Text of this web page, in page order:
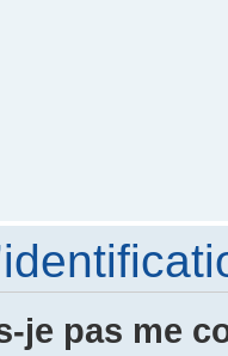
je pas me